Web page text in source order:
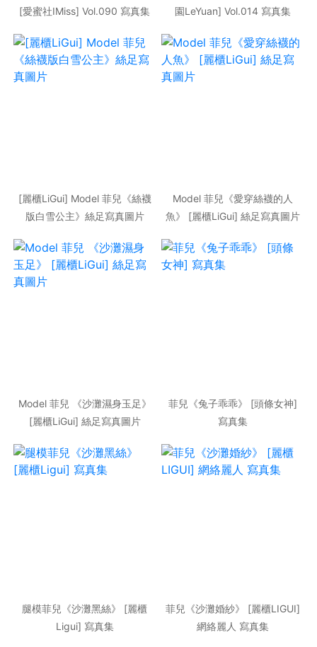
[愛蜜社IMiss] Vol.090 寫真集
園LeYuan] Vol.014 寫真集
[麗櫃LiGui] Model 菲兒《絲襪
版白雪公主》絲足寫真圖片
Model 菲兒《愛穿絲襪的人
魚》 [麗櫃LiGui] 絲足寫真圖片
Model 菲兒 《沙灘濕身玉足》
[麗櫃LiGui] 絲足寫真圖片
菲兒《兔子乖乖》 [頭條女神]
寫真集
腿模菲兒《沙灘黑絲》 [麗櫃
Ligui] 寫真集
菲兒《沙灘婚紗》 [麗櫃LIGUI]
網絡麗人 寫真集